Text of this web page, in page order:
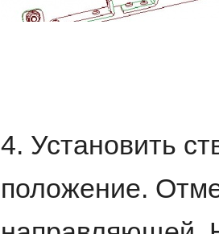
4. Установить
положение.